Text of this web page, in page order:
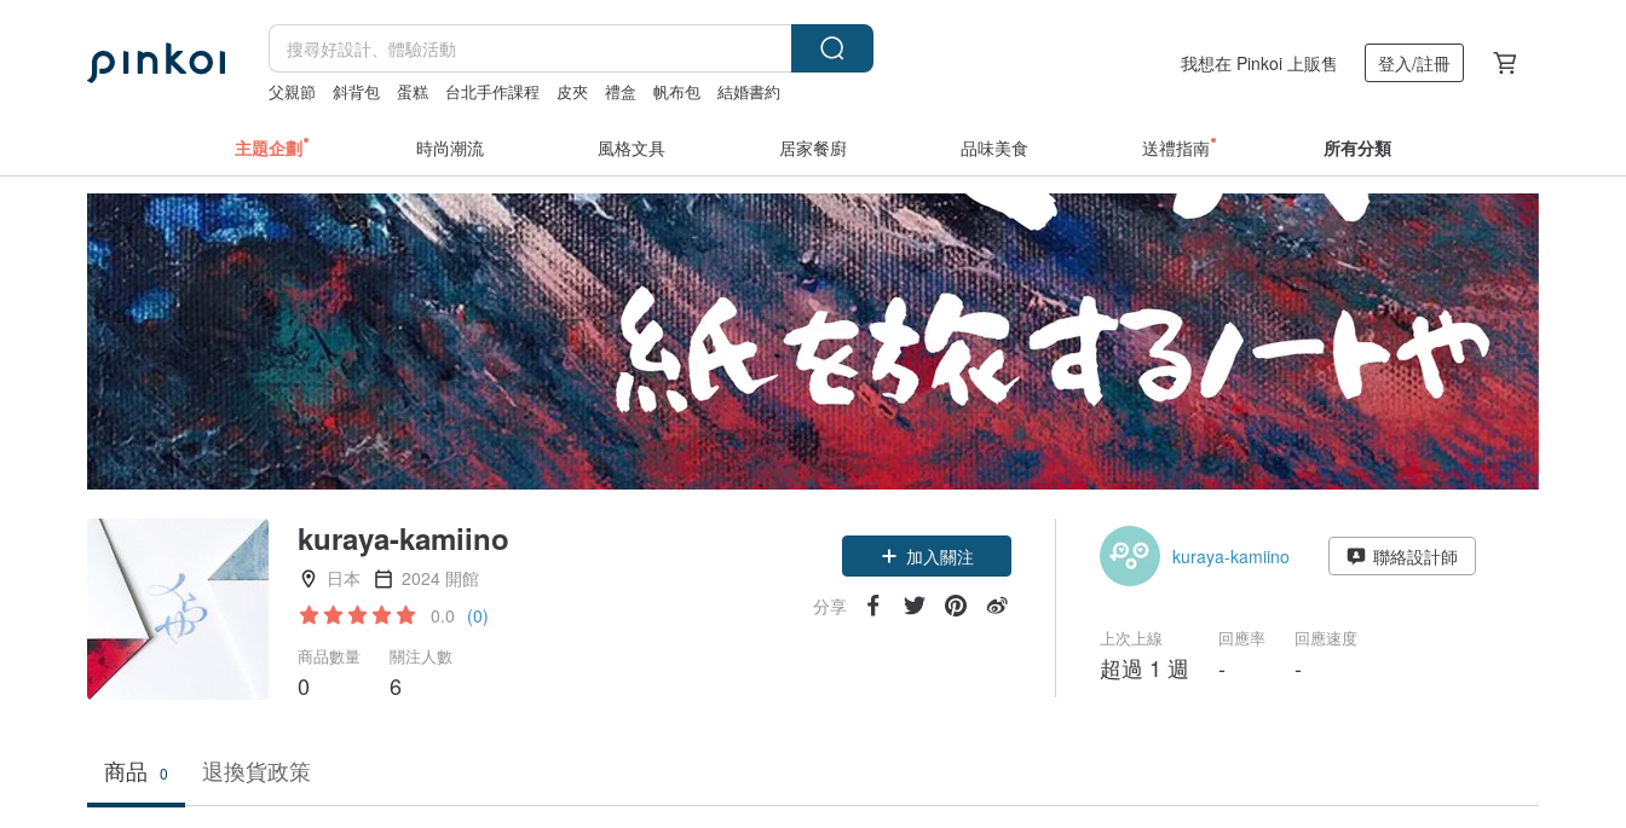
父親節 斜背包 蛋糕 台北手作課程 皮夾 禮盒 帆布包 結婚書約
我想在 Pinkoi 上販售 登入/註冊
主題企劃 時尚潮流 風格文具 居家餐廚 品味美食 送禮指南 所有分類
kuraya-kamiino
日本
2024 開館
0.0 (0)
商品數量
0
關注人數
6
加入關注
分享
kuraya-kamiino 聯絡設計師
上次上線
超過 1 週
回應率
-
回應速度
-
商品 0 退換貨政策